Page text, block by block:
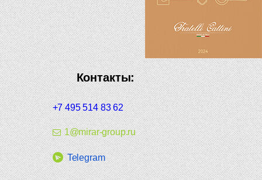
Контакты:
+7 495 514 83 62
1@mirar-group.ru
Telegram